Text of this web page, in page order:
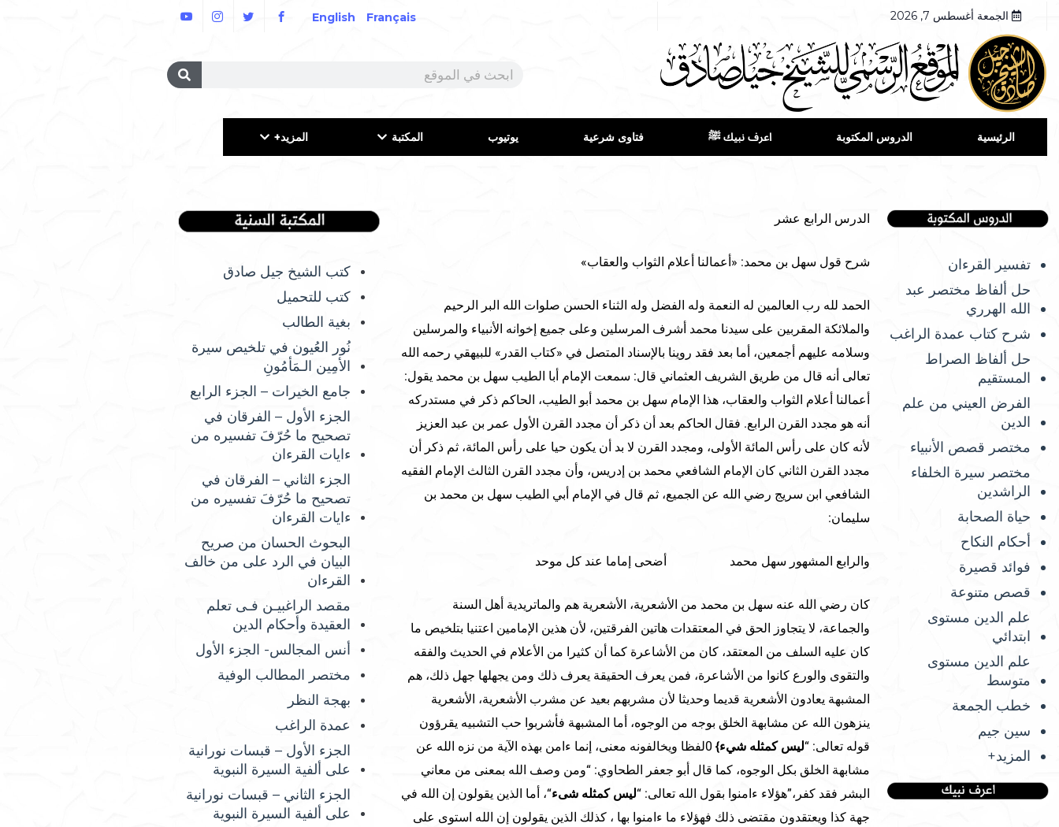
الجمعة أغسطس 7, 2026 Français
English
الرئيسية الدروس المكتوبة اعرف نبيك ﷺ فتاوى شرعية يوتيوب المكتبة المزيد+
تفسير القرءان
حل ألفاظ مختصر عبد
الله الهرري
شرح كتاب عمدة الراغب
حل ألفاظ الصراط
المستقيم
الفرض العيني من علم
الدين
مختصر قصص الأنبياء
مختصر سيرة الخلفاء
الراشدين
حياة الصحابة
أحكام النكاح
فوائد قصيرة
قصص متنوعة
علم الدين مستوى
ابتدائي
علم الدين مستوى
متوسط
خطب الجمعة
سين جيم
المزيد+
الدرس الرابع عشر
شرح قول سهل بن محمد: «أعمالنا أعلام الثواب والعقاب»
الحمد لله رب العالمين له النعمة وله الفضل وله الثناء الحسن صلوات الله البر الرحيم
والملائكة المقربين على سيدنا محمد أشرف المرسلين وعلى جميع إخوانه الأنبياء والمرسلين
وسلامه عليهم أجمعين، أما بعد فقد روينا بالإسناد المتصل في «كتاب القدر» للبيهقي رحمه الله
تعالى أنه قال من طريق الشريف العثماني قال: سمعت الإمام أبا الطيب سهل بن محمد يقول:
أعمالنا أعلام الثواب والعقاب، هذا الإمام سهل بن محمد أبو الطيب، الحاكم ذكر في مستدركه
أنه هو مجدد القرن الرابع. فقال الحاكم بعد أن ذكر أن مجدد القرن الأول عمر بن عبد العزيز
لأنه كان على رأس المائة الأولى، ومجدد القرن لا بد أن يكون حيا على رأس المائة، ثم ذكر أن
مجدد القرن الثاني كان الإمام الشافعي محمد بن إدريس، وأن مجدد القرن الثالث الإمام الفقيه
الشافعي ابن سريج رضي الله عن الجميع، ثم قال في الإمام أبي الطيب سهل بن محمد بن
سليمان:
والرابع المشهور سهل محمد أضحى إماما عند كل موحد
كان رضي الله عنه سهل بن محمد من الأشعرية، الأشعرية هم والماتريدية أهل السنة
والجماعة، لا يتجاوز الحق في المعتقدات هاتين الفرقتين، لأن هذين الإمامين اعتنيا بتلخيص ما
كان عليه السلف من المعتقد، كان من الأشاعرة كما أن كثيرا من الأعلام في الحديث والفقه
والتقوى والورع كانوا من الأشاعرة، فمن يعرف الحقيقة يعرف ذلك ومن يجهلها جهل ذلك، هم
المشبهة يعادون الأشعرية قديما وحديثا لأن مشربهم بعيد عن مشرب الأشعرية، الأشعرية
ينزهون الله عن مشابهة الخلق بوجه من الوجوه، أما المشبهة فأشربوا حب التشبيه يقرؤون
قوله تعالى: “ليس كمثله شيء}
0لفظا ويخالفونه معنى، إنما ءامن بهذه الآية من نزه الله عن
مشابهة الخلق بكل الوجوه، كما قال أبو جعفر الطحاوي: “ومن وصف الله بمعنى من معاني
البشر فقد كفر،”هؤلاء ءامنوا بقول الله تعالى: “ليس كمثله شىء“، أما الذين يقولون إن الله في
جهة كذا ويعتقدون مقتضى ذلك فهؤلاء ما ءامنوا بها ، كذلك الذين يقولون إن الله استوى على
كتب الشيخ جيل صادق
كتب للتحميل
بغية الطالب
نُور العُيون في تلخيص سيرة
الأمِين الـمَأمُونِ
جامع الخيرات – الجزء الرابع
الجزء الأول – الفرقان في
تصحيح ما حُرّفَ تفسيره من
ءايات القرءان
الجزء الثاني – الفرقان في
تصحيح ما حُرّفَ تفسيره من
ءايات القرءان
البحوث الحسان من صريح
البيان في الرد على من خالف
القرءان
مقصد الراغبيـن فـى تعلم
العقيدة وأحكام الدين
أنس المجالس- الجزء الأول
مختصر المطالب الوفية
بهجة النظر
عمدة الراغب
الجزء الأول – قبسات نورانية
على ألفية السيرة النبوية
الجزء الثاني – قبسات نورانية
على ألفية السيرة النبوية